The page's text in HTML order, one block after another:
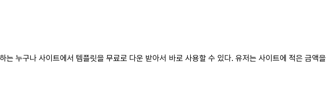
는 누구나 사이트에서 템플릿을 무료로 다운 받아서 바로 사용할 수 있다. 유저는 사이트에 적은 금액을